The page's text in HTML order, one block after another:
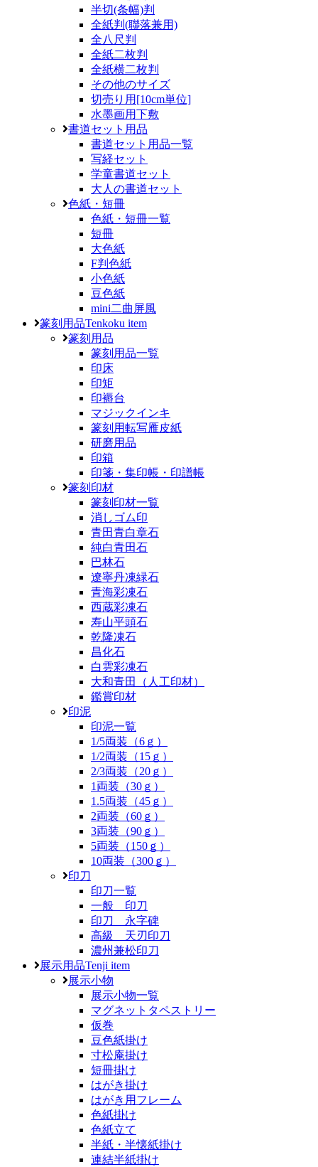
半切(条幅)判
全紙判(聯落兼用)
全八尺判
全紙二枚判
全紙横二枚判
その他のサイズ
切売り用[10cm単位]
水墨画用下敷
書道セット用品
書道セット用品一覧
写経セット
学童書道セット
大人の書道セット
色紙・短冊
色紙・短冊一覧
短冊
大色紙
F判色紙
小色紙
豆色紙
mini二曲屏風
篆刻用品Tenkoku item
篆刻用品
篆刻用品一覧
印床
印矩
印褥台
マジックインキ
篆刻用転写雁皮紙
研磨用品
印箱
印箋・集印帳・印譜帳
篆刻印材
篆刻印材一覧
消しゴム印
青田青白章石
純白青田石
巴林石
遼寧丹凍緑石
青海彩凍石
西蔵彩凍石
寿山平頭石
乾隆凍石
昌化石
白雲彩凍石
大和青田（人工印材）
鑑賞印材
印泥
印泥一覧
1/5両装（6ｇ）
1/2両装（15ｇ）
2/3両装（20ｇ）
1両装（30ｇ）
1.5両装（45ｇ）
2両装（60ｇ）
3両装（90ｇ）
5両装（150ｇ）
10両装（300ｇ）
印刀
印刀一覧
一般 印刀
印刀 永字碑
高級 天刃印刀
濃州兼松印刀
展示用品Tenji item
展示小物
展示小物一覧
マグネットタペストリー
仮巻
豆色紙掛け
寸松庵掛け
短冊掛け
はがき掛け
はがき用フレーム
色紙掛け
色紙立て
半紙・半懐紙掛け
連結半紙掛け